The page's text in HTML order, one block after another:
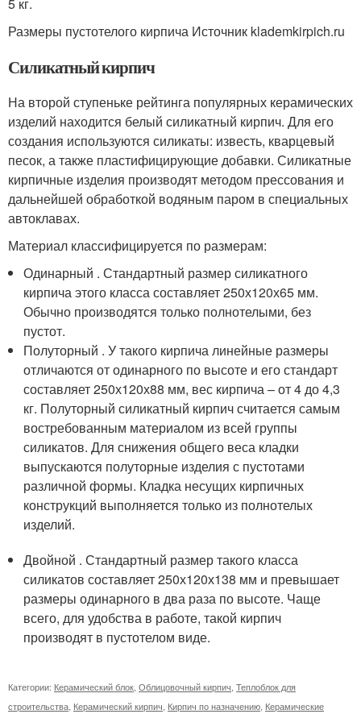
5 кг.
Размеры пустотелого кирпича Источник klademkirpich.ru
Силикатный кирпич
На второй ступеньке рейтинга популярных керамических
изделий находится белый силикатный кирпич. Для его
создания используются силикаты: известь, кварцевый
песок, а также пластифицирующие добавки. Силикатные
кирпичные изделия производят методом прессования и
дальнейшей обработкой водяным паром в специальных
автоклавах.
Материал классифицируется по размерам:
Одинарный . Стандартный размер силикатного
кирпича этого класса составляет 250х120х65 мм.
Обычно производятся только полнотелыми, без
пустот.
Полуторный . У такого кирпича линейные размеры
отличаются от одинарного по высоте и его стандарт
составляет 250х120х88 мм, вес кирпича – от 4 до 4,3
кг. Полуторный силикатный кирпич считается самым
востребованным материалом из всей группы
силикатов. Для снижения общего веса кладки
выпускаются полуторные изделия с пустотами
различной формы. Кладка несущих кирпичных
конструкций выполняется только из полнотелых
изделий.
Двойной . Стандартный размер такого класса
силикатов составляет 250х120х138 мм и превышает
размеры одинарного в два раза по высоте. Чаще
всего, для удобства в работе, такой кирпич
производят в пустотелом виде.
Категории: Керамический блок Облицовочный кирпич Теплоблок для
строительства Керамический кирпич Кирпич по назначению Керамические